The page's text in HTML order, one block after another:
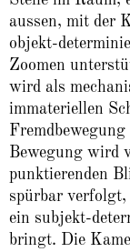
aussen, mit der
objekt-
Zoomen
wird als
immateriellen
Bewegung wird
punktierenden
spürbar
ein subjekt-
bringt. Die